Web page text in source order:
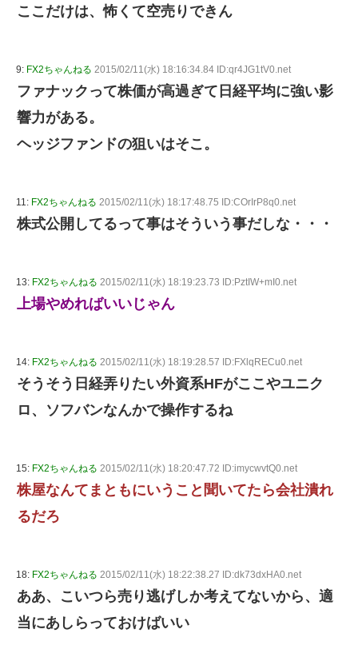
ここだけは、怖くて空売りできん
9: FX2ちゃんねる 2015/02/11(水) 18:16:34.84 ID:qr4JG1tV0.net
ファナックって株価が高過ぎて日経平均に強い影
響力がある。
ヘッジファンドの狙いはそこ。
11: FX2ちゃんねる 2015/02/11(水) 18:17:48.75 ID:COrIrP8q0.net
株式公開してるって事はそういう事だしな・・・
13: FX2ちゃんねる 2015/02/11(水) 18:19:23.73 ID:PztIW+mI0.net
上場やめればいいじゃん
14: FX2ちゃんねる 2015/02/11(水) 18:19:28.57 ID:FXlqRECu0.net
そうそう日経弄りたい外資系HFがここやユニク
ロ、ソフバンなんかで操作するね
15: FX2ちゃんねる 2015/02/11(水) 18:20:47.72 ID:imycwvtQ0.net
株屋なんてまともにいうこと聞いてたら会社潰れ
るだろ
18: FX2ちゃんねる 2015/02/11(水) 18:22:38.27 ID:dk73dxHA0.net
ああ、こいつら売り逃げしか考えてないから、適
当にあしらっておけばいい